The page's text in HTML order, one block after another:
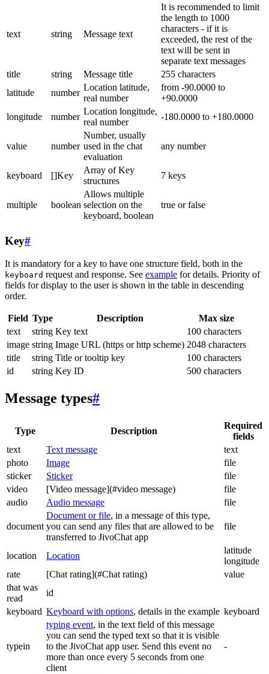
text string Message text
It is recommended to limit
the length to 1000
characters - if it is
exceeded, the rest of the
text will be sent in
separate text messages
title
string Message title
255 characters
latitude
number
Location latitude,
real number
from -90.0000 to
+90.0000
longitude
number
Location longitude,
real number
-180.0000 to +180.0000
value number
Number, usually
used in the chat
evaluation
any number
keyboard []Key
Array of Key
structures
7 keys
multiple boolean
Allows multiple
selection on the
keyboard, boolean
true or false
Key#
It is mandatory for a key to have one structure field, both in the
keyboard request and response. See example for details. Priority of
fields for display to the user is shown in the table in descending
order.
Field Type Description
Max size
text
string Key text
100 characters
image string Image URL (https or http scheme) 2048 characters
title
string Title or tooltip key
100 characters
id
string Key ID 500 characters
Message types#
Type Description
Required
fields
text
Text message
text
photo
Image
file
sticker
Sticker
file
video
[Video message](#video message)
file
audio
Audio message file
document
Document or file, in a message of this type,
you can send any files that are allowed to be
transferred to JivoChat app
file
location Location
latitude
longitude
rate
[Chat rating](#Chat rating)
value
that was
read
id
keyboard Keyboard with options, details in the example keyboard
typein
typing event, in the text field of this message
you can send the typed text so that it is visible
to the JivoChat app user. Send this event no
more than once every 5 seconds from one
client
-